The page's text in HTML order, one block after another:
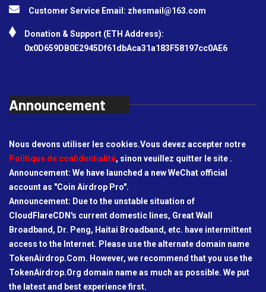
Customer Service Email: zhesmail@163.com
Donation & Support (ETH Address):
0x0D659DB0E2945Df61dbAca31a183F58197cc0AE6
Announcement
Nous devons utiliser les cookies.Vous devez accepter notre
Politique de confidentialité, sinon veuillez quitter le site .
Announcement: We have launched a new WeChat official
account as "Coin Airdrop Pro".
Announcement: Due to the unstable situation of
CloudFlareCDN's current domestic lines, Great Wall
Broadband, Dr. Peng, Haitai Broadband, etc. have intermittent
access to the Internet. Please use the alternate domain name
TokenAirdrop.Com. However, we recommend that you use the
TokenAirdrop.Org domain name as much as possible. We put
the latest and best experience first.